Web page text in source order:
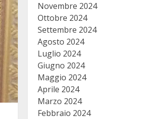
Novembre 2024
Ottobre 2024
Settembre 2024
Agosto 2024
Luglio 2024
Giugno 2024
Maggio 2024
Aprile 2024
Marzo 2024
Febbraio 2024